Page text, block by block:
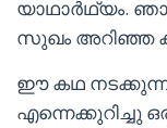
യാഥാർഥ്യം.
സുഖം അറിഞ്ഞ
ഈ കഥ
എന്നെക്കുറിച്ചു